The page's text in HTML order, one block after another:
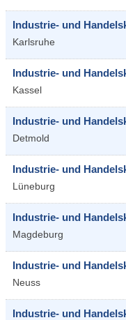
Industrie- und
Karlsruhe
Industrie- und
Kassel
Industrie- und
Detmold
Industrie- und
Lüneburg
Industrie- und
Magdeburg
Industrie- und
Neuss
Industrie- und